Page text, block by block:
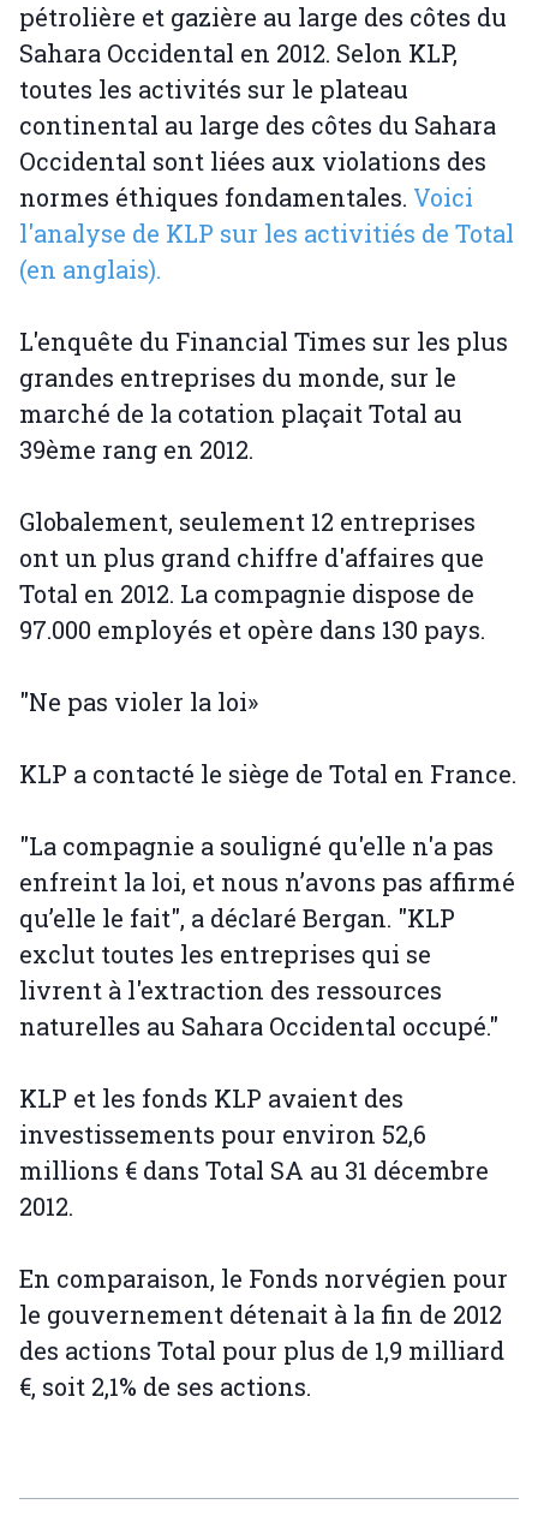
pétrolière et gazière au large des côtes du
Sahara Occidental en 2012. Selon KLP,
toutes les activités sur le plateau
continental au large des côtes du Sahara
Occidental sont liées aux violations des
normes éthiques fondamentales. Voici
l'analyse de KLP sur les activitiés de Total
(en anglais).
L'enquête du Financial Times sur les plus
grandes entreprises du monde, sur le
marché de la cotation plaçait Total au
39ème rang en 2012.
Globalement, seulement 12 entreprises
ont un plus grand chiffre d'affaires que
Total en 2012. La compagnie dispose de
97.000 employés et opère dans 130 pays.
"Ne pas violer la loi»
KLP a contacté le siège de Total en France.
"La compagnie a souligné qu'elle n'a pas
enfreint la loi, et nous n’avons pas affirmé
qu’elle le fait", a déclaré Bergan. "KLP
exclut toutes les entreprises qui se
livrent à l'extraction des ressources
naturelles au Sahara Occidental occupé."
KLP et les fonds KLP avaient des
investissements pour environ 52,6
millions € dans Total SA au 31 décembre
2012.
En comparaison, le Fonds norvégien pour
le gouvernement détenait à la fin de 2012
des actions Total pour plus de 1,9 milliard
€, soit 2,1% de ses actions.